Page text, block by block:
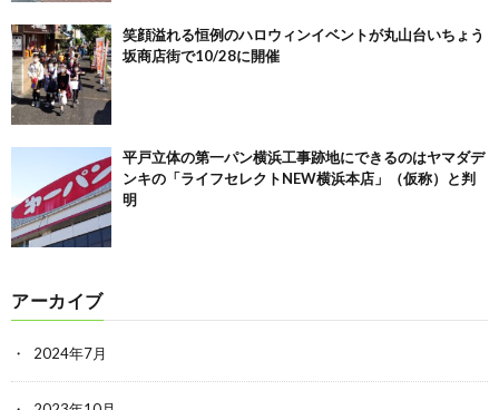
笑顔溢れる恒例のハロウィンイベントが丸山台いちょう
坂商店街で10/28に開催
平戸立体の第一パン横浜工事跡地にできるのはヤマダデ
ンキの「ライフセレクトNEW横浜本店」（仮称）と判
明
アーカイブ
2024年7月